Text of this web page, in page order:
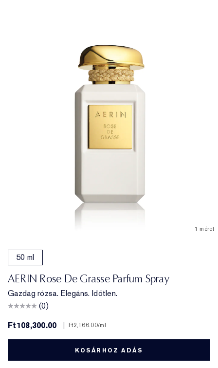
1 méret
50 ml
AERIN Rose De Grasse Parfum Spray
Gazdag rózsa. Elegáns. Időtlen.
(0)
Ft108,300.00
Ft2,166.00/ml
KOSÁRHOZ ADÁS